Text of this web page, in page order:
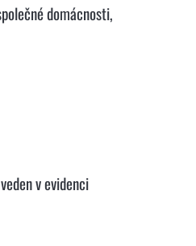
domácnosti,
v evidenci